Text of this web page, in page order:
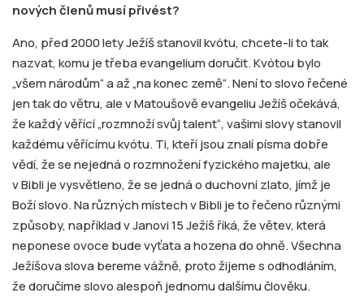
nových členů musí přivést?
Ano, před 2000 lety Ježíš stanovil kvótu, chcete-li to tak
nazvat, komu je třeba evangelium doručit. Kvótou bylo
„všem národům“ a až „na konec země“. Není to slovo řečené
jen tak do větru, ale v Matoušově evangeliu Ježíš očekává,
že každý věřící „rozmnoží svůj talent“, vašimi slovy stanovil
každému věřícímu kvótu. Ti, kteří jsou znalí písma dobře
vědí, že se nejedná o rozmnožení fyzického majetku, ale
v Bibli je vysvětleno, že se jedná o duchovní zlato, jímž je
Boží slovo. Na různých místech v Bibli je to řečeno různými
způsoby, například v Janovi 15 Ježíš říká, že větev, která
neponese ovoce bude vyťata a hozena do ohně. Všechna
Ježíšova slova bereme vážně, proto žijeme s odhodláním,
že doručíme slovo alespoň jednomu dalšímu člověku.